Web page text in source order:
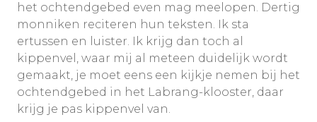
het ochtendgebed even mag meelopen. Dertig
monniken reciteren hun teksten. Ik sta
ertussen en luister. Ik krijg dan toch al
kippenvel, waar mij al meteen duidelijk wordt
gemaakt, je moet eens een kijkje nemen bij het
ochtendgebed in het Labrang-klooster, daar
krijg je pas kippenvel van.